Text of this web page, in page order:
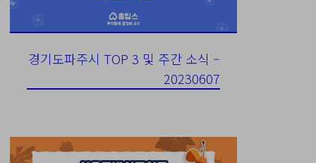
경기도파주시 TOP 3 및 주간 소식 –
20230607